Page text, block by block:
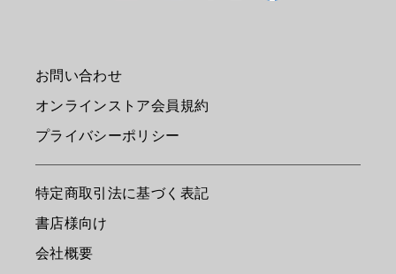
お問い合わせ
オンラインストア会員規約
プライバシーポリシー
特定商取引法に基づく表記
書店様向け
会社概要